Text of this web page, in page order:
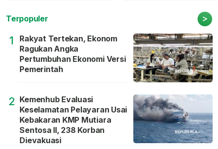
Terpopuler >
1
Rakyat Tertekan, Ekonom
Ragukan Angka
Pertumbuhan Ekonomi Versi
Pemerintah
2 Kemenhub Evaluasi
Keselamatan Pelayaran Usai
Kebakaran KMP Mutiara
Sentosa II, 238 Korban
Dievakuasi